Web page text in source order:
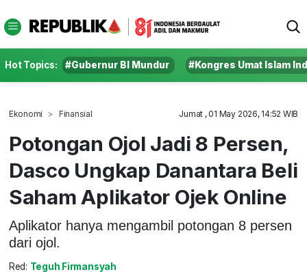
Hot Topics: #Gubernur BI Mundur #Kongres Umat Islam
Ekonomi Finansial Jumat , 01 May 2026, 14:52 WIB
Potongan Ojol Jadi 8 Persen,
Dasco Ungkap Danantara Beli
Saham Aplikator Ojek Online
Aplikator hanya mengambil potongan 8 persen
dari ojol.
Red: Teguh Firmansyah